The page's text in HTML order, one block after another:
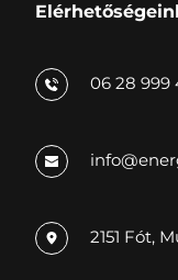
06 28 999
info
2151 Fót,